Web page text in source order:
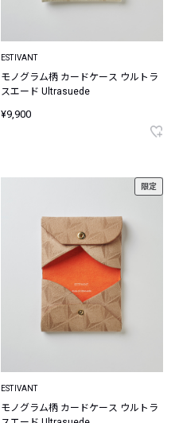
ESTIVANT
モノグラム柄 カードケース ウルトラ
スエード Ultrasuede
¥9,900
限定
ESTIVANT
モノグラム柄 カードケース ウルトラ